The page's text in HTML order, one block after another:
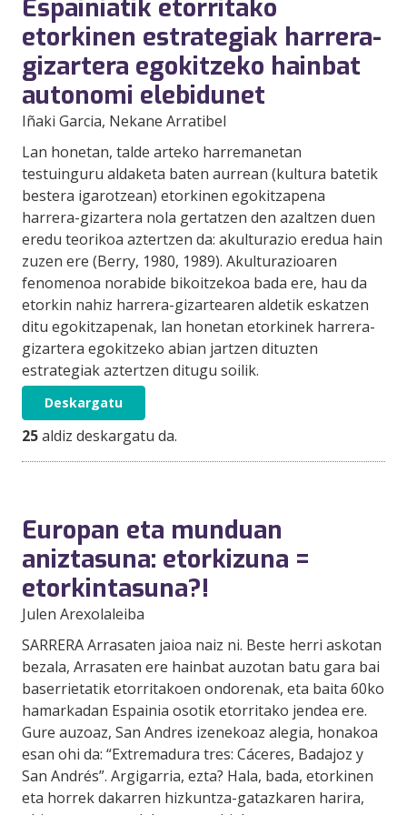
Espainiatik etorritako
etorkinen estrategiak harrera-
gizartera egokitzeko hainbat
autonomi elebidunet
Iñaki Garcia, Nekane Arratibel
Lan honetan, talde arteko harremanetan
testuinguru aldaketa baten aurrean (kultura batetik
bestera igarotzean) etorkinen egokitzapena
harrera-gizartera nola gertatzen den azaltzen duen
eredu teorikoa aztertzen da: akulturazio eredua hain
zuzen ere (Berry, 1980, 1989). Akulturazioaren
fenomenoa norabide bikoitzekoa bada ere, hau da
etorkin nahiz harrera-gizartearen aldetik eskatzen
ditu egokitzapenak, lan honetan etorkinek harrera-
gizartera egokitzeko abian jartzen dituzten
estrategiak aztertzen ditugu soilik.
Deskargatu
25aldiz deskargatu da.
Europan eta munduan
aniztasuna: etorkizuna =
etorkintasuna?!
Julen Arexolaleiba
SARRERA Arrasaten jaioa naiz ni. Beste herri askotan
bezala, Arrasaten ere hainbat auzotan batu gara bai
baserrietatik etorritakoen ondorenak, eta baita 60ko
hamarkadan Espainia osotik etorritako jendea ere.
Gure auzoaz, San Andres izenekoaz alegia, honakoa
esan ohi da: “Extremadura tres: Cáceres, Badajoz y
San Andrés”. Argigarria, ezta? Hala, bada, etorkinen
eta horrek dakarren hizkuntza-gatazkaren harira,